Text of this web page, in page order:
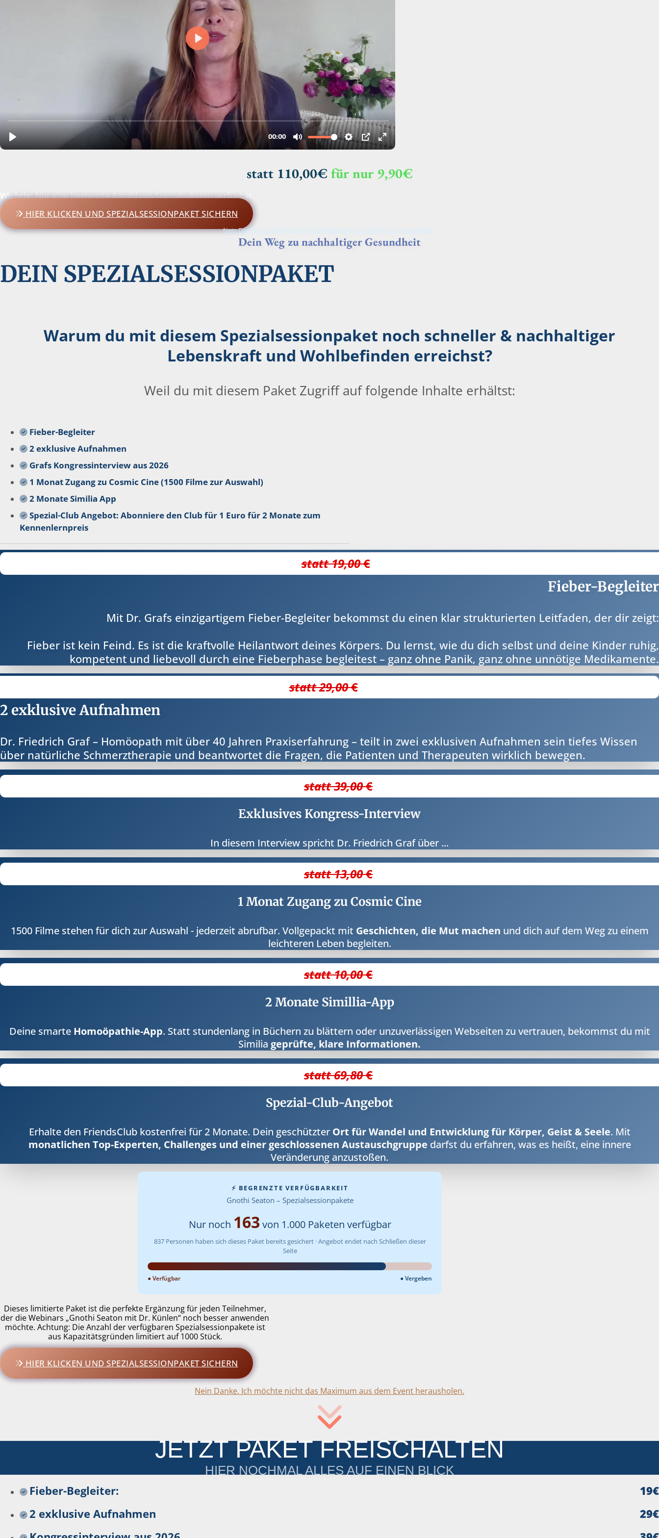
statt 110,00€ für nur 9,90€
Wichtig:Nur eine begrenzte Anzahl von Spezialpaketen verfügbar.
HIER KLICKEN UND SPEZIALSESSIONPAKET SICHERN
Nein Danke. Ich möchte nicht das Maximum aus dem Event herausholen.
Dein Weg zu nachhaltiger Gesundheit
DEIN SPEZIALSESSIONPAKET
Warum du mit diesem Spezialsessionpaket noch schneller & nachhaltiger
Lebenskraft und Wohlbefinden erreichst?
Weil du mit diesem Paket Zugriff auf folgende Inhalte erhältst:
Fieber-Begleiter
2 exklusive Aufnahmen
Grafs Kongress­interview aus 2026
1 Monat Zugang zu Cosmic Cine (1500 Filme zur Auswahl)
2 Monate Similia App
Spezial-Club Angebot: Abonniere den Club für 1 Euro für 2 Monate zum
Kennenlernpreis
statt 19,00€
Fieber-Begleiter
Mit Dr. Grafs einzigartigem Fieber-Begleiter bekommst du einen klar strukturierten Leitfaden, der dir zeigt:
Fieber ist kein Feind. Es ist die kraftvolle Heilantwort deines Körpers. Du lernst, wie du dich selbst und deine Kinder ruhig,
kompetent und liebevoll durch eine Fieberphase begleitest – ganz ohne Panik, ganz ohne unnötige Medikamente.
statt 29,00€
2 exklusive Aufnahmen
Dr. Friedrich Graf – Homöopath mit über 40 Jahren Praxiserfahrung – teilt in zwei exklusiven Aufnahmen sein tiefes Wissen
über natürliche Schmerztherapie und beantwortet die Fragen, die Patienten und Therapeuten wirklich bewegen.
statt 39,00€
Exklusives Kongress-Interview
In diesem Interview spricht Dr. Friedrich Graf über ...
statt 13,00€
1 Monat Zugang zu Cosmic Cine
1500 Filme stehen für dich zur Auswahl - jederzeit abrufbar. Vollgepackt mit Geschichten, die Mut machen und dich auf dem Weg zu einem
leichteren Leben begleiten.
statt 10,00€
2 Monate Simillia-App
Deine smarte Homoöpathie-App. Statt stundenlang in Büchern zu blättern oder unzuverlässigen Webseiten zu vertrauen, bekommst du mit
Similia geprüfte, klare Informationen.
statt 69,80€
Spezial-Club-Angebot
Erhalte den FriendsClub kostenfrei für 2 Monate. Dein geschützter Ort für Wandel und Entwicklung für Körper, Geist & Seele. Mit
monatlichen Top-Experten, Challenges und einer geschlossenen Austauschgruppe darfst du erfahren, was es heißt, eine innere
Veränderung anzustoßen.
⚡ BEGRENZTE VERFÜGBARKEIT
Gnothi Seaton – Spezialsessionpakete
Nur noch 163 von 1.000 Paketen verfügbar
837Personen haben sich dieses Paket bereits gesichert · Angebot endet nach Schließen dieser
Seite
● Verfügbar ● Vergeben
Dieses limitierte Paket ist die perfekte Ergänzung für jeden Teilnehmer,
der die Webinars „Gnothi Seaton mit Dr. Künlen“ noch besser anwenden
möchte. Achtung: Die Anzahl der verfügbaren Spezialsessionpakete ist
aus Kapazitätsgründen limitiert auf 1000 Stück.
HIER KLICKEN UND SPEZIALSESSIONPAKET SICHERN
Nein Danke. Ich möchte nicht das Maximum aus dem Event herausholen.
JETZT PAKET FREISCHALTEN
HIER NOCHMAL ALLES AUF EINEN BLICK
Fieber-Begleiter:
19€
2 exklusive Aufnahmen
29€